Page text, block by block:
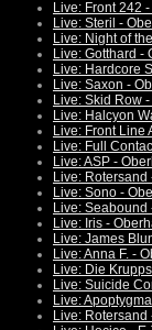
Live: Front 242
Live: Steril -
Live: Night of
Live: Gotthard -
Live: Hardcore
Live: Saxon -
Live: Skid Row
Live: Halcyon
Live: Front Line
Live: Full
Live: ASP -
Live:
Live: Sono -
Live:
Live: Iris -
Live: James
Live: Anna F. -
Live: Die
Live: Suicide
Live:
Live: